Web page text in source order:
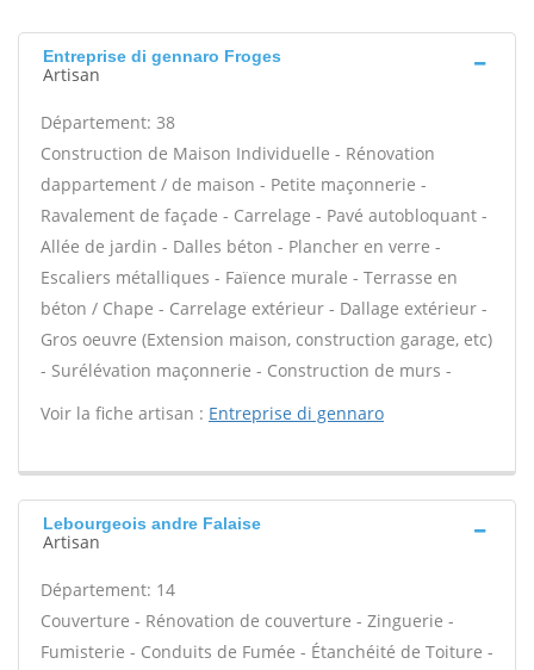
Entreprise di gennaro Froges
Artisan
Département: 38
Construction de Maison Individuelle - Rénovation
dappartement / de maison - Petite maçonnerie -
Ravalement de façade - Carrelage - Pavé autobloquant -
Allée de jardin - Dalles béton - Plancher en verre -
Escaliers métalliques - Faïence murale - Terrasse en
béton / Chape - Carrelage extérieur - Dallage extérieur -
Gros oeuvre (Extension maison, construction garage, etc)
- Surélévation maçonnerie - Construction de murs -
Voir la fiche artisan : Entreprise di gennaro
Lebourgeois andre Falaise
Artisan
Département: 14
Couverture - Rénovation de couverture - Zinguerie -
Fumisterie - Conduits de Fumée - Étanchéité de Toiture -